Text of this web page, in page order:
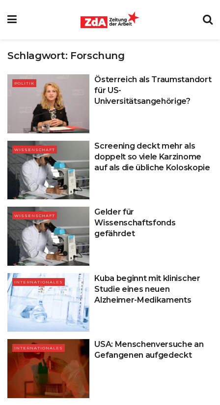
Schlagwort: Forschung
POLITIK
Österreich als Traumstandort
für US-
Universitätsangehörige?
WISSENSCHAFT
Screening deckt mehr als
doppelt so viele Karzinome
auf als die übliche Koloskopie
WISSENSCHAFT
Gelder für
Wissenschaftsfonds
gefährdet
INTERNATIONALES
Kuba beginnt mit klinischer
Studie eines neuen
Alzheimer-Medikaments
INTERNATIONALES
USA: Menschenversuche an
Gefangenen aufgedeckt